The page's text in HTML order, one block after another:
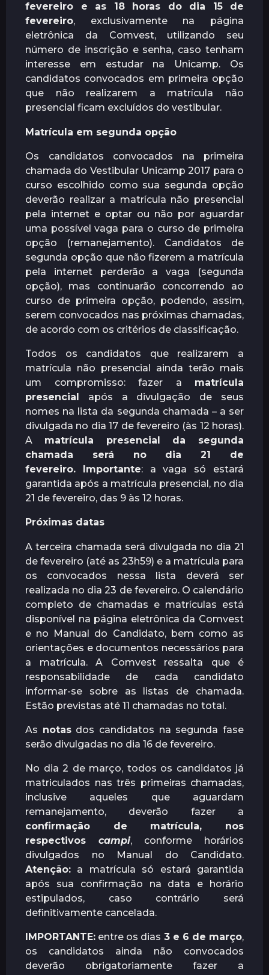
fevereiro e as 18 horas do dia 15 de
fevereiro, exclusivamente na página
eletrônica da Comvest, utilizando seu
número de inscrição e senha, caso tenham
interesse em estudar na Unicamp. Os
candidatos convocados em primeira opção
que não realizarem a matrícula não
presencial ficam excluídos do vestibular.
Matrícula em segunda opção
Os candidatos convocados na primeira
chamada do Vestibular Unicamp 2017 para o
curso escolhido como sua segunda opção
deverão realizar a matrícula não presencial
pela internet e optar ou não por aguardar
uma possível vaga para o curso de primeira
opção (remanejamento). Candidatos de
segunda opção que não fizerem a matrícula
pela internet perderão a vaga (segunda
opção), mas continuarão concorrendo ao
curso de primeira opção, podendo, assim,
serem convocados nas próximas chamadas,
de acordo com os critérios de classificação.
Todos os candidatos que realizarem a
matrícula não presencial ainda terão mais
um compromisso: fazer a matrícula
presencial
após a divulgação de seus
nomes na lista da segunda chamada – a ser
divulgada no dia 17 de fevereiro (às 12 horas).
A matrícula presencial da segunda
chamada será no dia 21 de
fevereiro.
Importante: a vaga só estará
garantida após a matrícula presencial, no dia
21 de fevereiro, das 9 às 12 horas.
Próximas datas
A terceira chamada será divulgada no dia 21
de fevereiro (até as 23h59) e a matrícula para
os convocados nessa lista deverá ser
realizada no dia 23 de fevereiro. O calendário
completo de chamadas e matrículas está
disponível na página eletrônica da Comvest
e no Manual do Candidato, bem como as
orientações e documentos necessários para
a matrícula. A Comvest ressalta que é
responsabilidade de cada candidato
informar-se sobre as listas de chamada.
Estão previstas até 11 chamadas no total.
As notasdos candidatos na segunda fase
serão divulgadas no dia 16 de fevereiro.
No dia 2 de março, todos os candidatos já
matriculados nas três primeiras chamadas,
inclusive aqueles que aguardam
remanejamento, deverão fazer a
confirmação de matrícula, nos
respectivos campi, conforme horários
divulgados no Manual do Candidato.
Atenção: a matrícula só estará garantida
após sua confirmação na data e horário
estipulados, caso contrário será
definitivamente cancelada.
IMPORTANTE: entre os dias 3 e 6 de março,
os candidatos ainda não convocados
deverão obrigatoriamente fazer a